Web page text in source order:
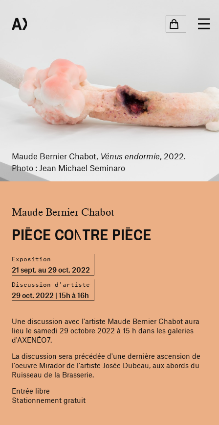
Maude Bernier Chabot, Vénus endormie , 2022.
Photo : Jean Michael Seminaro
PIÈCE CONTRE PIÈCE
Maude Bernier Chabot
Exposition
21 sept. au 29 oct. 2022
Discussion d'artiste
29 oct. 2022 | 15h à 16h
Une discussion avec l'artiste Maude Bernier Chabot aura
lieu le samedi 29 octobre 2022 à 15 h dans les galeries
d'AXENÉO7.
La discussion sera précédée d'une dernière ascension de
l'oeuvre Mirador de l'artiste Josée Dubeau, aux abords du
Ruisseau de la Brasserie.
Entrée libre
Stationnement gratuit